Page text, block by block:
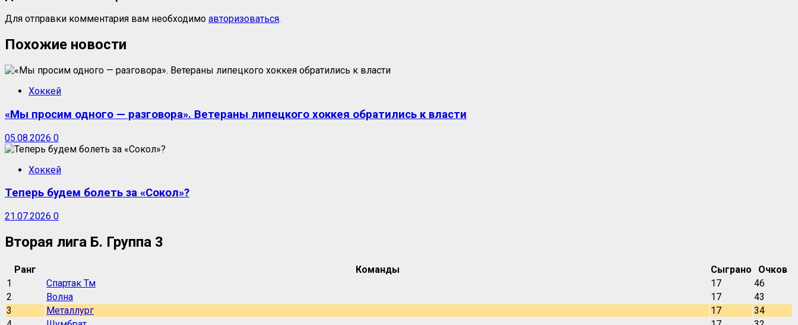
Для отправки комментария вам необходимо авторизоваться.
Похожие новости
Хоккей
«Мы просим одного — разговора». Ветераны липецкого хоккея обратились к власти
05.08.2026 0
Хоккей
Теперь будем болеть за «Сокол»?
21.07.2026 0
Вторая лига Б. Группа 3
Ранг Команды Сыграно
Очков
1
Спартак Тм 17
46
2
Волна 17
43
3
Металлург 17
34